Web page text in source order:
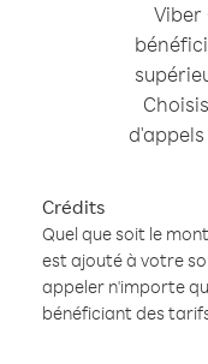
Viber
Crédits
Quel que soit le
est ajouté à votre
appeler n'importe
bénéficiant des